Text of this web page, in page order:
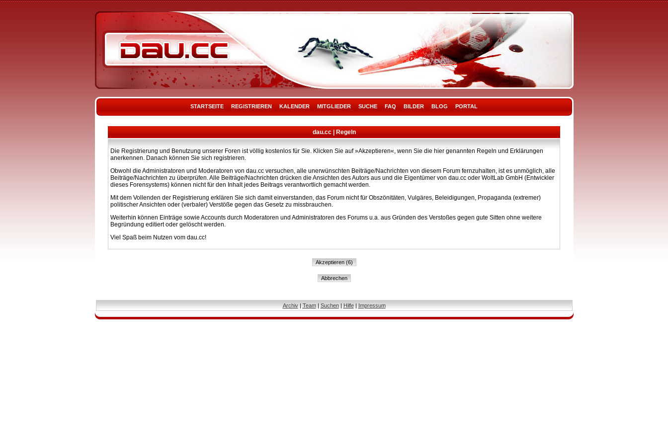
STARTSEITE REGISTRIEREN KALENDER MITGLIEDER SUCHE FAQ BILDER BLOG PORTAL
dau.cc | Regeln
Die Registrierung und Benutzung unserer Foren ist völlig kostenlos für Sie. Klicken Sie auf »Akzeptieren«, wenn Sie die hier genannten Regeln und Erklärungen
anerkennen. Danach können Sie sich registrieren.
Obwohl die Administratoren und Moderatoren von dau.cc versuchen, alle unerwünschten Beiträge/Nachrichten von diesem Forum fernzuhalten, ist es unmöglich, alle
Beiträge/Nachrichten zu überprüfen. Alle Beiträge/Nachrichten drücken die Ansichten des Autors aus und die Eigentümer von dau.cc oder WoltLab GmbH (Entwickler
dieses Forensystems) können nicht für den Inhalt jedes Beitrags verantwortlich gemacht werden.
Mit dem Vollenden der Registrierung erklären Sie sich damit einverstanden, das Forum nicht für Obszönitäten, Vulgäres, Beleidigungen, Propaganda (extremer)
politischer Ansichten oder (verbaler) Verstöße gegen das Gesetz zu missbrauchen.
Weiterhin können Einträge sowie Accounts durch Moderatoren und Administratoren des Forums u.a. aus Gründen des Verstoßes gegen gute Sitten ohne weitere
Begründung editiert oder gelöscht werden.
Viel Spaß beim Nutzen vom dau.cc!
Archiv| Team| Suchen| Hilfe| Impressum